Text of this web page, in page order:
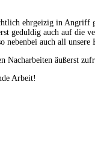
ehrgeizig in Angriff
geduldig auch auf die
auch all unsere
äußerst
Arbeit!